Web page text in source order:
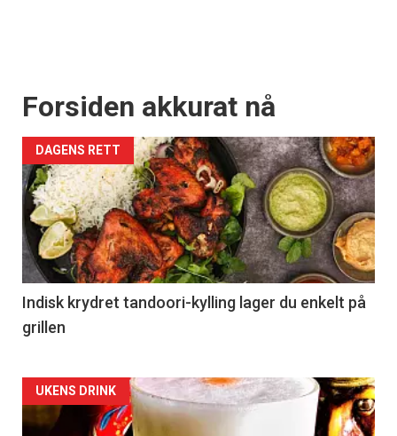
Forsiden akkurat nå
DAGENS RETT
Indisk krydret tandoori-kylling lager du enkelt på
grillen
Forsiden
UKENS DRINK